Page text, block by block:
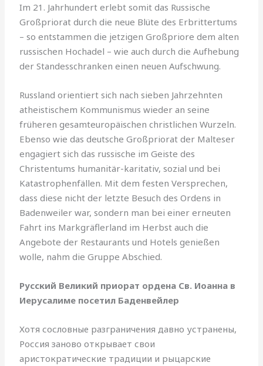
Im 21. Jahrhundert erlebt somit das Russische
Großpriorat durch die neue Blüte des Erbrittertums
– so entstammen die jetzigen Großpriore dem alten
russischen Hochadel – wie auch durch die Aufhebung
der Standesschranken einen neuen Aufschwung.
Russland orientiert sich nach sieben Jahrzehnten
atheistischem Kommunismus wieder an seine
früheren gesamteuropäischen christlichen Wurzeln.
Ebenso wie das deutsche Großpriorat der Malteser
engagiert sich das russische im Geiste des
Christentums humanitär-karitativ, sozial und bei
Katastrophenfällen. Mit dem festen Versprechen,
dass diese nicht der letzte Besuch des Ordens in
Badenweiler war, sondern man bei einer erneuten
Fahrt ins Markgräflerland im Herbst auch die
Angebote der Restaurants und Hotels genießen
wolle, nahm die Gruppe Abschied.
Русский Великий приорат ордена Св. Иоанна в
Иерусалиме посетил Баденвейлер
Хотя сословные разграничения давно устранены,
Россия заново открывает свои
аристократические традиции и рыцарские